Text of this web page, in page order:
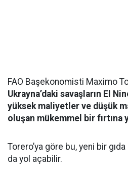
FAO Başekonomisti Maximo
Ukrayna’daki savaşların El
yüksek maliyetler ve düşük
oluşan mükemmel bir fırtına
Torero’ya göre bu, yeni bir
da yol açabilir.